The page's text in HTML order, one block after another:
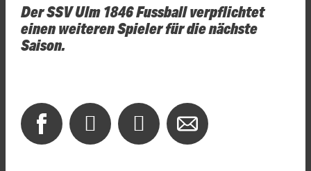
Der SSV Ulm 1846 Fussball verpflichtet
einen weiteren Spieler für die nächste
Saison.